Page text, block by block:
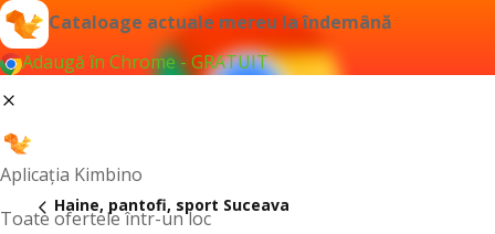
Cataloage actuale mereu la îndemână
Adaugă în Chrome - GRATUIT
Aplicația Kimbino
Toate ofertele într-un loc
Haine, pantofi, sport Suceava